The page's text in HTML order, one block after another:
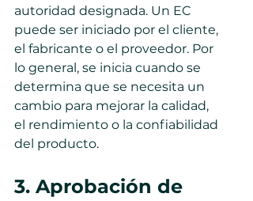
autoridad designada. Un EC
puede ser iniciado por el cliente,
el fabricante o el proveedor. Por
lo general, se inicia cuando se
determina que se necesita un
cambio para mejorar la calidad,
el rendimiento o la confiabilidad
del producto.
3. Aprobación de